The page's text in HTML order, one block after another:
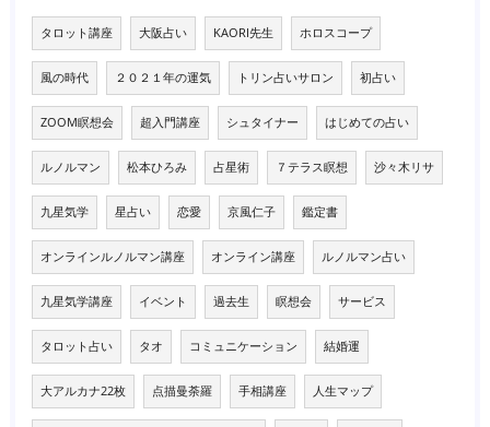
タロット講座 大阪占い KAORI先生 ホロスコープ
風の時代 ２０２１年の運気 トリン占いサロン 初占い
ZOOM瞑想会 超入門講座 シュタイナー はじめての占い
ルノルマン 松本ひろみ 占星術 ７テラス瞑想 沙々木リサ
九星気学 星占い 恋愛 京風仁子 鑑定書
オンラインルノルマン講座 オンライン講座 ルノルマン占い
九星気学講座 イベント 過去生 瞑想会 サービス
タロット占い タオ コミュニケーション 結婚運
大アルカナ22枚 点描曼荼羅 手相講座 人生マップ